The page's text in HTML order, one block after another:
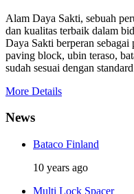
Alam Daya Sakti, sebuah
dan kualitas terbaik dalam
Daya Sakti berperan
paving block, ubin teraso,
sudah sesuai dengan
More Details
News
Bataco Finland
10 years ago
Multi Lock Spacer